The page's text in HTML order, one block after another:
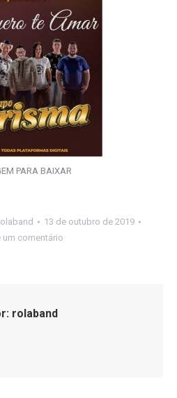
PARA BAIXAR
13 de outubro de 2019
um comentário
rolaband